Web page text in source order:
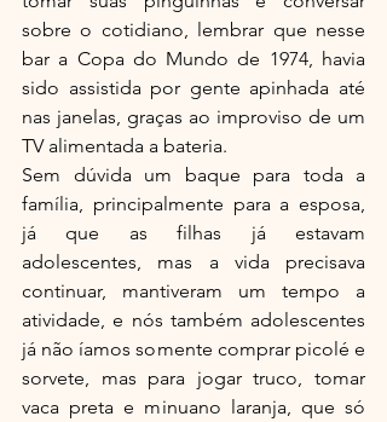
sobre o cotidiano, lembrar que nesse
bar a Copa do Mundo de 1974, havia
sido assistida por gente apinhada até
nas janelas, graças ao improviso de um
TV alimentada a bateria.
Sem dúvida um baque para toda a
família, principalmente para a esposa,
já que as filhas já estavam
adolescentes, mas a vida precisava
continuar, mantiveram um tempo a
atividade, e nós também adolescentes
já não íamos somente comprar picolé e
sorvete, mas para jogar truco, tomar
vaca preta e minuano laranja, que só